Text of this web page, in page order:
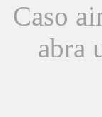
Caso
abra